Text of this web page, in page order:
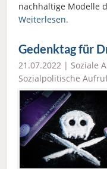
nachhaltige Modelle
Weiterlesen.
Gedenktag für
21.07.2022 | Soziale
Sozialpolitische